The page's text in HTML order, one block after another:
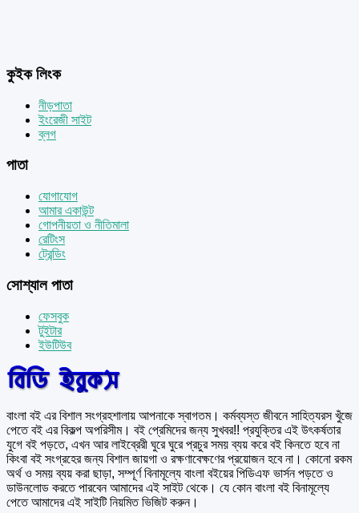
কুইক লিংক
নীড়পাতা
ইংরেজী সাইট
ব্লগ
পাতা
যোগাযোগ
আমার একাউন্ট
গোপনীয়তা ও নীতিমালা
রেটিংস
ট্রেন্ডিং
সোশ্যাল পাতা
ফেসবুক
টুইটার
ইউটিউব
বাংলা বই এর বিশাল সংগ্রহশালায় আপনাকে স্বাগতম। কর্মব্যস্ত জীবনে সাহিত্যরস খুঁজে
পেতে বই এর বিকল্প অপরিসীম। বই প্রেমিদের জন্য সুখবর!! প্রযুক্তির এই উৎকর্ষতার
যুগে বই পড়তে, এখন আর লাইব্রেরী ঘুরে ঘুরে প্রচুর সময় ব্যয় করে বই কিনতে হবে না
কিংবা বই সংগ্রহের জন্য বিশাল জায়গা ও রক্ষণাবেক্ষণের প্রয়োজন হবে না। কোনো রকম
অর্থ ও সময় ব্যয় করা ছাড়া, সম্পূর্ণ বিনামূল্যে বাংলা বইয়ের পিডিএফ ভার্সন পড়তে ও
ডাউনলোড করতে পারবেন আমাদের এই সাইট থেকে। যে কোন বাংলা বই বিনামূল্যে
পেতে আমাদের এই সাইটি নিয়মিত ভিজিট করুন।